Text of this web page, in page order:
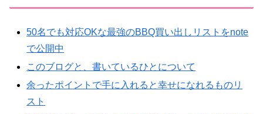
50名でも対応OKな最強のBBQ買い出しリストをnote
で公開中
このブログと、書いているひとについて
余ったポイントで手に入れると幸せになれるものリ
スト